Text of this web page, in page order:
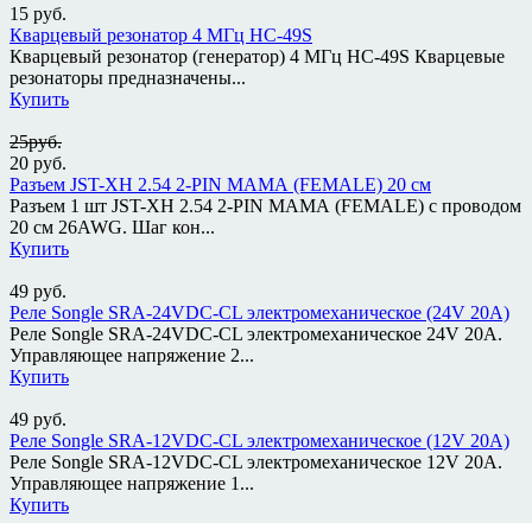
15 руб.
Кварцевый резонатор 4 МГц HC-49S
Кварцевый резонатор (генератор) 4 МГц HC-49S Кварцевые
резонаторы предназначены...
Купить
25руб.
20 руб.
Разъем JST-XH 2.54 2-PIN МАМА (FEMALE) 20 см
Разъем 1 шт JST-XH 2.54 2-PIN МАМА (FEMALE) с проводом
20 см 26AWG. Шаг кон...
Купить
49 руб.
Реле Songle SRA-24VDC-CL электромеханическое (24V 20A)
Реле Songle SRA-24VDC-CL электромеханическое 24V 20A.
Управляющее напряжение 2...
Купить
49 руб.
Реле Songle SRA-12VDC-CL электромеханическое (12V 20A)
Реле Songle SRA-12VDC-CL электромеханическое 12V 20A.
Управляющее напряжение 1...
Купить